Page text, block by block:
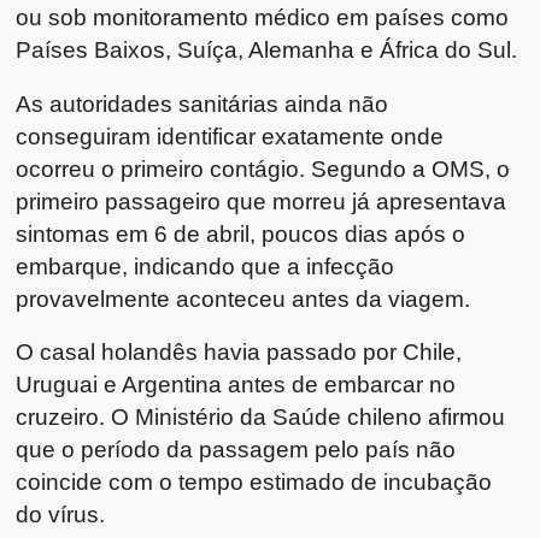
ou sob monitoramento médico em países como
Países Baixos, Suíça,Alemanha eÁfrica do Sul.
As autoridades sanitárias ainda não
conseguiram identificar exatamente onde
ocorreu o primeiro contágio. Segundo a OMS, o
primeiro passageiro que morreu já apresentava
sintomas em 6 de abril, poucos dias após o
embarque, indicando que a infecção
provavelmente aconteceu antes da viagem.
O casal holandês havia passado por Chile,
Uruguai eArgentina antes de embarcar no
cruzeiro. O Ministério da Saúde chileno afirmou
que o período da passagem pelo país não
coincide com o tempo estimado de incubação
do vírus.